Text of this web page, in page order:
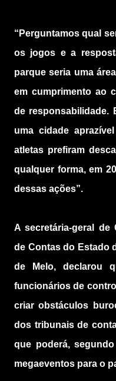
“Perguntamos qual
os jogos e a
parque seria uma
em cumprimento ao
de responsabilidade.
uma cidade
atletas prefiram
qualquer forma, em
dessas ações”.
A secretária-geral de
de Contas do Estado
de Melo, declarou
funcionários de
criar obstáculos
dos tribunais de
que poderá,
megaeventos para o